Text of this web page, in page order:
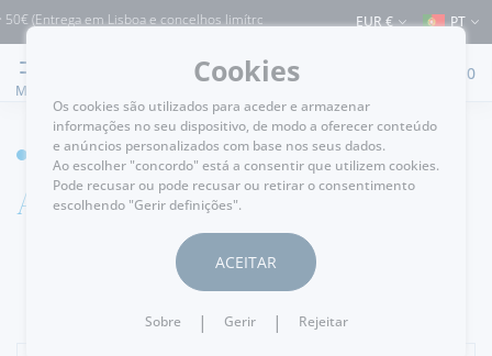
(Entrega em Lisboa e concelhos limítrofes) ⚠️ Envios para Portugal e para o
EUR € PT
MENU
0
GARRAFEIRA
Acessórios
Cookies
Os cookies são utilizados para aceder e armazenar
informações no seu dispositivo, de modo a oferecer conteúdo
e anúncios personalizados com base nos seus dados.
Ao escolher "concordo" está a consentir que utilizem cookies.
Pode recusar ou pode recusar ou retirar o consentimento
escolhendo "Gerir definições".
ACEITAR
Sobre | Gerir | Rejeitar